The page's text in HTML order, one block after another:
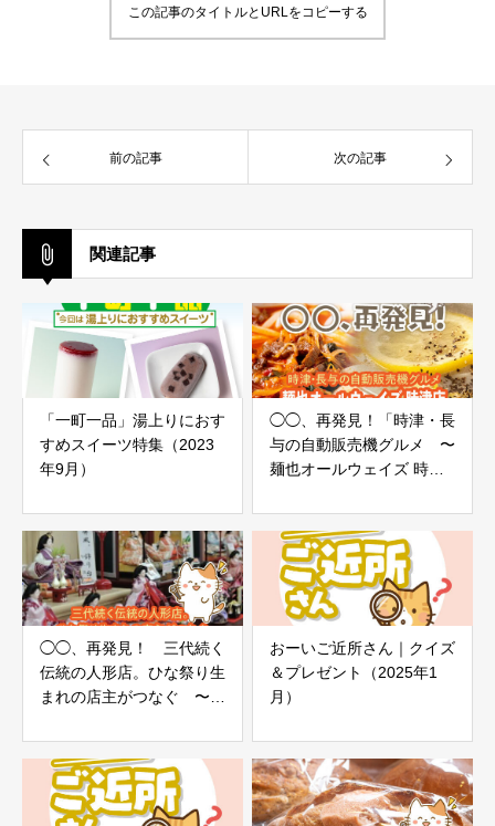
この記事のタイトルとURLをコピーする
前の記事 次の記事
関連記事
「一町一品」湯上りにおす
すめスイーツ特集（2023
年9月）
◯◯、再発見！「時津・長
与の自動販売機グルメ 〜
麺也オールウェイズ 時津
い〜」
◯◯、再発見！ 三代続く
伝統の人形店。ひな祭り生
まれの店主がつなぐ 〜節
おーいご近所さん｜クイズ
＆プレゼント（2025年1
月）